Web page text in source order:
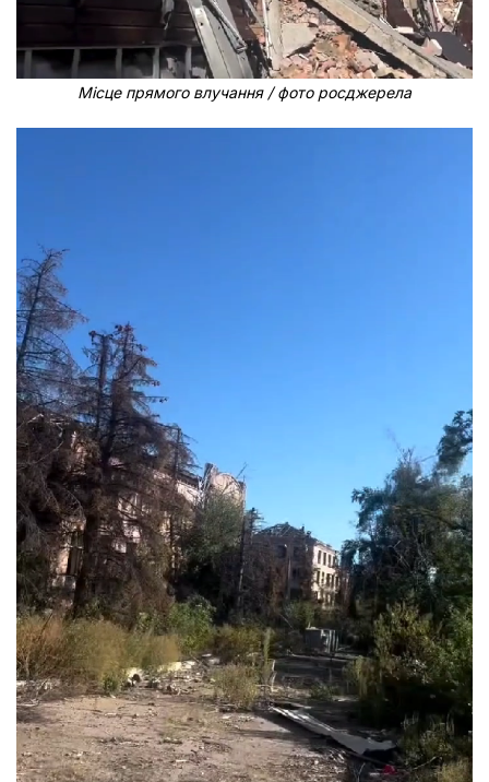
Місце прямого влучання / фото росджерела